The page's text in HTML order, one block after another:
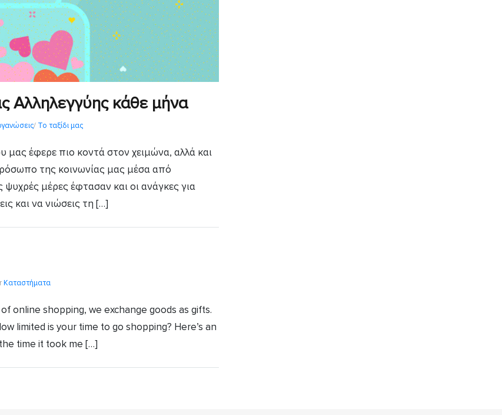
Αλληλεγγύης κάθε μήνα
/ Το ταξίδι μας
έφερε πιο κοντά στον χειμώνα, αλλά και
της κοινωνίας μας μέσα από
μέρες έφτασαν και οι ανάγκες για
και να νιώσεις τη […]
Καταστήματα
online shopping, we exchange goods as gifts.
limited is your time to go shopping? Here’s an
time it took me […]